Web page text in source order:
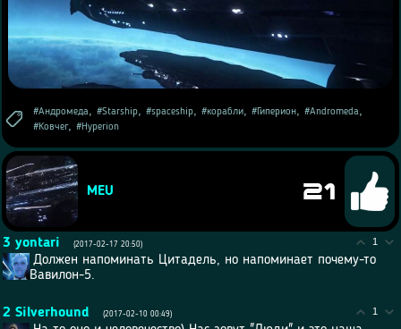
Андромеда, Starship, spaceship, корабли, Гиперион, Andromeda,
Ковчег, Hyperion
MEU 21
1
3 yontari (2017-02-17 20:50)
Должен напоминать Цитадель, но напоминает почему-то
Вавилон-5.
1
2 Silverhound (2017-02-10 00:49)